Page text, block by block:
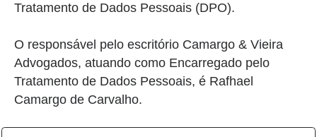
Tratamento de Dados Pessoais (DPO).
O responsável pelo escritório Camargo & Vieira
Advogados, atuando como Encarregado pelo
Tratamento de Dados Pessoais, é Rafhael
Camargo de Carvalho.